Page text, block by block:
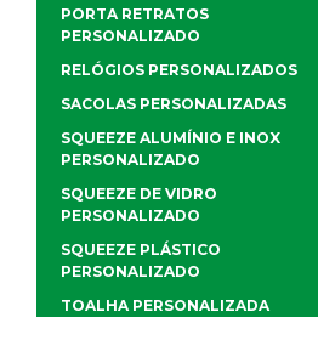
PORTA RETRATOS
PERSONALIZADO
RELÓGIOS PERSONALIZADOS
SACOLAS PERSONALIZADAS
SQUEEZE ALUMÍNIO E INOX
PERSONALIZADO
SQUEEZE DE VIDRO
PERSONALIZADO
SQUEEZE PLÁSTICO
PERSONALIZADO
TOALHA PERSONALIZADA